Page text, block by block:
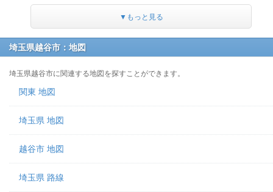
▼もっと見る
埼玉県越谷市：地図
埼玉県越谷市に関連する地図を探すことができます。
関東 地図
埼玉県 地図
越谷市 地図
埼玉県 路線